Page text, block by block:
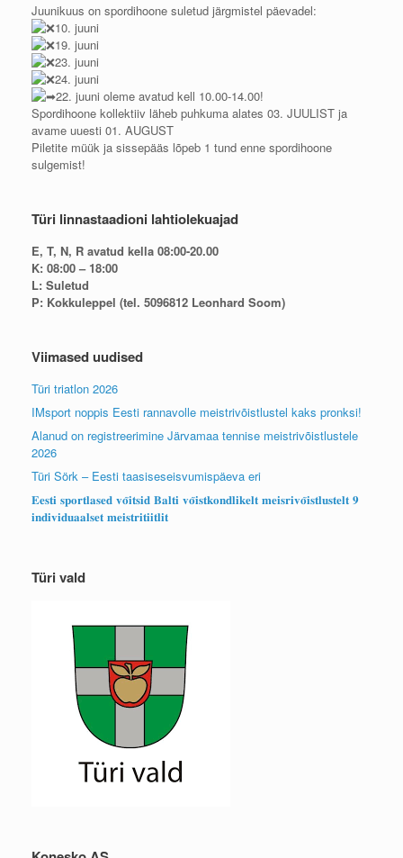
Juunikuus on spordihoone suletud järgmistel päevadel:
10. juuni
19. juuni
23. juuni
24. juuni
22. juuni oleme avatud kell 10.00-14.00!
Spordihoone kollektiiv läheb puhkuma alates 03. JUULIST ja
avame uuesti 01. AUGUST
Piletite müük ja sissepääs lõpeb 1 tund enne spordihoone
sulgemist!
Türi linnastaadioni lahtiolekuajad
E, T, N, R avatud kella 08:00-20.00
K: 08:00 – 18:00
L: Suletud
P: Kokkuleppel (tel. 5096812 Leonhard Soom)
Viimased uudised
Türi triatlon 2026
IMsport noppis Eesti rannavolle meistrivõistlustel kaks pronksi!
Alanud on registreerimine Järvamaa tennise meistrivõistlustele
2026
Türi Sörk – Eesti taasiseseisvumispäeva eri
𝐄𝐞𝐬𝐭𝐢 𝐬𝐩𝐨𝐫𝐭𝐥𝐚𝐬𝐞𝐝 𝐯𝐨̃𝐢𝐭𝐬𝐢𝐝 𝐁𝐚𝐥𝐭𝐢 𝐯𝐨̃𝐢𝐬𝐭𝐤𝐨𝐧𝐝𝐥𝐢𝐤𝐞𝐥𝐭 𝐦𝐞𝐢𝐬𝐫𝐢𝐯𝐨̃𝐢𝐬𝐭𝐥𝐮𝐬𝐭𝐞𝐥𝐭 𝟗
𝐢𝐧𝐝𝐢𝐯𝐢𝐝𝐮𝐚𝐚𝐥𝐬𝐞𝐭 𝐦𝐞𝐢𝐬𝐭𝐫𝐢𝐭𝐢𝐢𝐭𝐥𝐢𝐭
Türi vald